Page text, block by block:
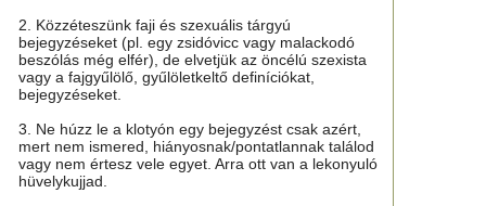
2. Közzéteszünk faji és szexuális tárgyú
bejegyzéseket (pl. egy zsidóvicc vagy malackodó
beszólás még elfér), de elvetjük az öncélú szexista
vagy a fajgyűlölő, gyűlöletkeltő definíciókat,
bejegyzéseket.
3. Ne húzz le a klotyón egy bejegyzést csak azért,
mert nem ismered, hiányosnak/pontatlannak találod
vagy nem értesz vele egyet. Arra ott van a lekonyuló
hüvelykujjad.